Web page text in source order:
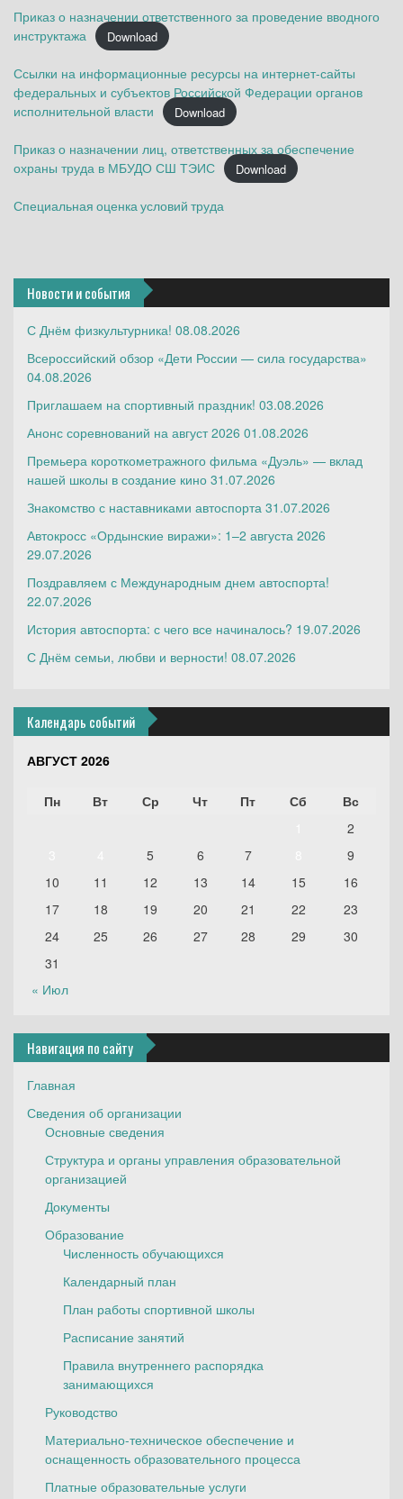
Приказ о назначении ответственного за проведение вводного
инструктажа
Download
Ссылки на информационные ресурсы на интернет-сайты
федеральных и субъектов Российской Федерации органов
исполнительной власти
Download
Приказ о назначении лиц, ответственных за обеспечение
охраны труда в МБУДО СШ ТЭИС
Download
Специальная оценка условий труда
Новости и события
С Днём физкультурника! 08.08.2026
Всероссийский обзор «Дети России — сила государства»
04.08.2026
Приглашаем на спортивный праздник! 03.08.2026
Анонс соревнований на август 2026 01.08.2026
Премьера короткометражного фильма «Дуэль» — вклад
нашей школы в создание кино 31.07.2026
Знакомство с наставниками автоспорта 31.07.2026
Автокросс «Ордынские виражи»: 1–2 августа 2026
29.07.2026
Поздравляем с Международным днем автоспорта!
22.07.2026
История автоспорта: с чего все начиналось? 19.07.2026
С Днём семьи, любви и верности! 08.07.2026
Календарь событий
АВГУСТ 2026
Пн Вт Ср Чт Пт Сб Вс
« Июл
2
5 6 7
9
10
11 12 13 14 15
16
17
18 19 20 21 22
23
24
25 26 27 28 29
30
31
Навигация по сайту
Главная
Сведения об организации
Основные сведения
Структура и органы управления образовательной
организацией
Документы
Образование
Численность обучающихся
Календарный план
План работы спортивной школы
Расписание занятий
Правила внутреннего распорядка
занимающихся
Руководство
Материально-техническое обеспечение и
оснащенность образовательного процесса
Платные образовательные услуги